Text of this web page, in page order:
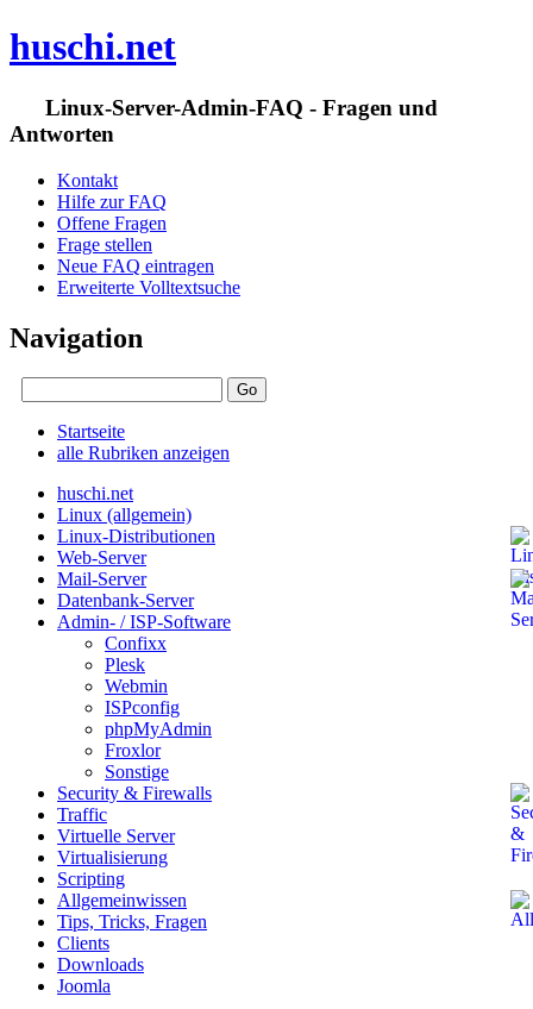
huschi.net
Linux-Server-Admin-FAQ - Fragen und
Antworten
Kontakt
Hilfe zur FAQ
Offene Fragen
Frage stellen
Neue FAQ eintragen
Erweiterte Volltextsuche
Navigation
Startseite
alle Rubriken anzeigen
huschi.net
Linux (allgemein)
Linux-Distributionen
Web-Server
Mail-Server
Datenbank-Server
Admin- / ISP-Software
Confixx
Plesk
Webmin
ISPconfig
phpMyAdmin
Froxlor
Sonstige
Security & Firewalls
Traffic
Virtuelle Server
Virtualisierung
Scripting
Allgemeinwissen
Tips, Tricks, Fragen
Clients
Downloads
Joomla